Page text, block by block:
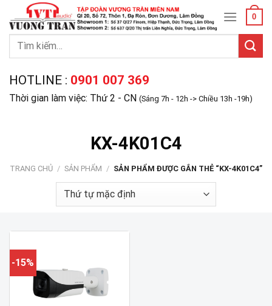
content
0
Tìm
HOTLINE : 0901 007 369
Thời gian làm việc: Thứ 2 - CN (Sáng 7h - 12h -> Chiều 13h -19h)
KX-4K01C4
TRANG CHỦ / SẢN PHẨM / SẢN PHẨM ĐƯỢC GẮN THẺ “KX-4K01C4”
-15%